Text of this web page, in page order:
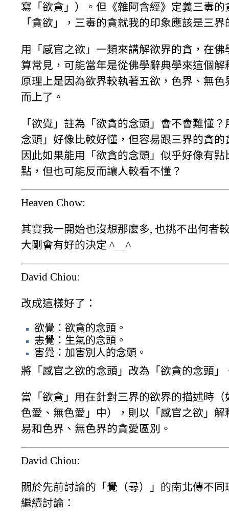
寫「欲貪」）。但《雜阿含經》定義三毒的
「貪欲」，三毒的貪就我的印象應該是三界
用「感官之欲」一類來講解欲界的貪，在佛
算常見，可能當年是從佛學辭典學來這個解
原理上是因為欲界較執著五欲，色界、無色
而上了。
「欲覺」註為「欲貪的念頭」會不會難懂
念頭」好像比較好懂，但容易跟三界的貪的
因此如果能用「欲貪的念頭」似乎好像有點
點，但也可能反而讓人較看不懂？
Heaven Chow:
其實我一開始也沒想那麼多, 也挑不出何者
大剛會有好的決定 ^__^
David Chiou:
改成這樣好了：
欲覺：欲貪的念頭。
恚覺：生氣的念頭。
害覺：加害別人的念頭。
將「感官之欲的念頭」改為「欲貪的念頭」
當「欲貪」用在針對三界的欲界的描述時（
色愛、無色愛」中），則以「感官之欲」解
易和色界、無色界的貪愛區別。
David Chiou:
關於先前討論的「覺（尋）」的南北傳不同
繼續討論：